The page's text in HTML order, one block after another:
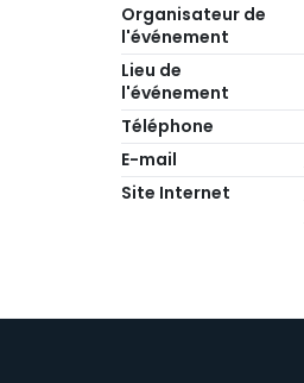
Organisateur de
l'événement
Lieu de
l'événement
Téléphone
E-mail
Site Internet